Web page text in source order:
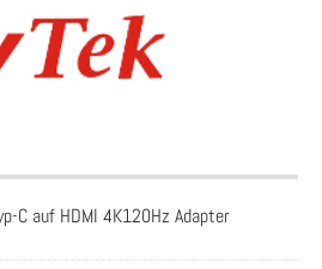
C auf HDMI 4K120Hz Adapter